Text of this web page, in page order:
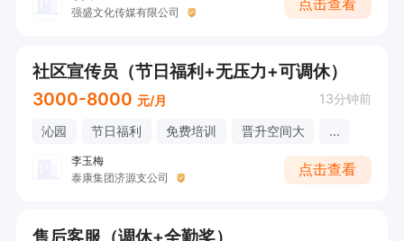
强盛文化传媒有限公司
点击查看
社区宣传员（节日福利+无压力+可调休）
3000-8000 元/月 13分钟前
沁园 节日福利 免费培训 晋升空间大 ...
李玉梅
泰康集团济源支公司
点击查看